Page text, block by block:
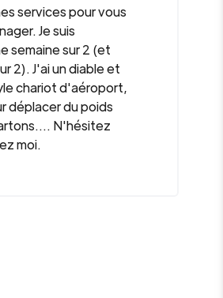
services pour vous
Je suis
semaine sur 2 (et
2). J'ai un diable et
chariot d'aéroport,
déplacer du poids
N'hésitez
moi.